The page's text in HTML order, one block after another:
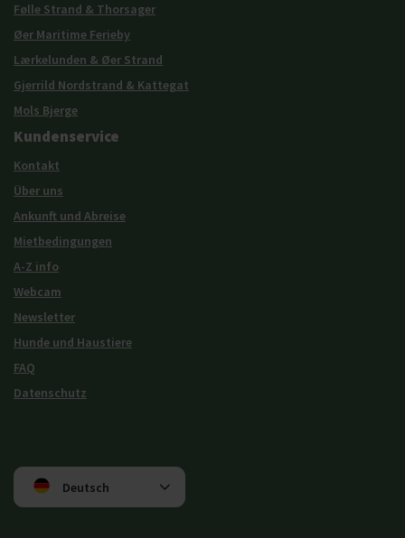
Følle Strand & Thorsager
Øer Maritime Ferieby
Lærkelunden & Øer Strand
Gjerrild Nordstrand & Kattegat
Mols Bjerge
Kundenservice
Kontakt
Über uns
Ankunft und Abreise
Mietbedingungen
A-Z info
Webcam
Newsletter
Hunde und Haustiere
FAQ
Datenschutz
Deutsch